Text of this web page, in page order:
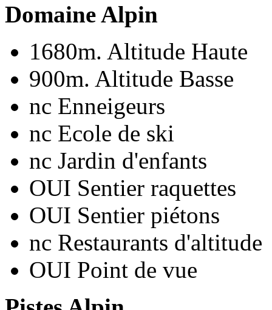
Domaine Alpin
1680m. Altitude Haute
900m. Altitude Basse
nc Enneigeurs
nc Ecole de ski
nc Jardin d'enfants
OUI Sentier raquettes
OUI Sentier piétons
nc Restaurants d'altitude
OUI Point de vue